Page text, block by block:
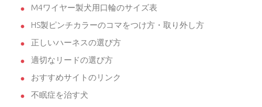
M4ワイヤー製犬用口輪のサイズ表
HS製ピンチカラーのコマをつけ方・取り外し方
正しいハーネスの選び方
適切なリードの選び方
おすすめサイトのリンク
不眠症を治す犬